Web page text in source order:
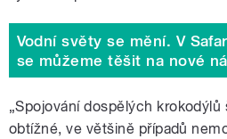
Vodní světy se mění. V
se můžeme těšit na nové
„Spojování dospělých
obtížné, ve většině případů